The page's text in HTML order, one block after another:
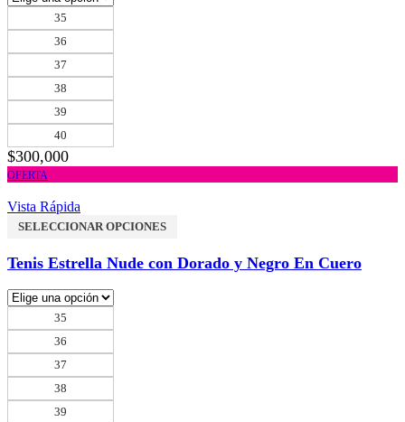
35
36
37
38
39
40
$300,000
OFERTA
Vista Rápida
SELECCIONAR OPCIONES
Tenis Estrella Nude con Dorado y Negro En Cuero
35
36
37
38
39